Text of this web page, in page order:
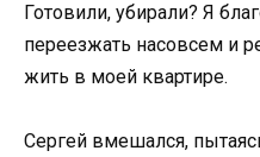
Готовили, убирали? Я
переезжать насовсем и
жить в моей квартире.
Сергей вмешался,